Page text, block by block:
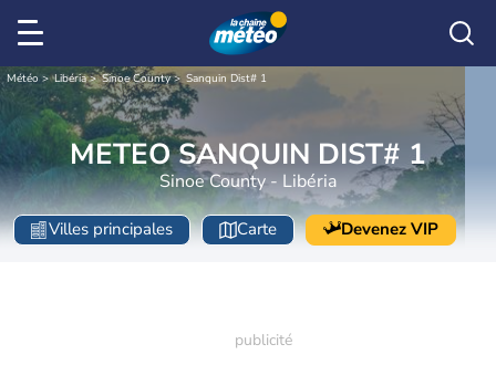
Météo Libéria Sinoe County Sanquin Dist# 1
METEO SANQUIN DIST# 1
Sinoe County - Libéria
Villes principales Carte Devenez VIP